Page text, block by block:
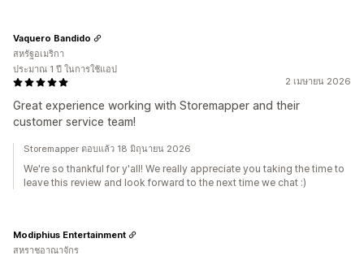
2 เมษายน 2026
Great experience working with Storemapper and their
customer service team!
Vaquero Bandido
สหรัฐอเมริกา
ประมาณ 1 ปี ในการใช้แอป
Storemapper ตอบแล้ว 18 มิถุนายน 2026
We're so thankful for y'all! We really appreciate you taking the time to
leave this review and look forward to the next time we chat :)
Modiphius Entertainment
สหราชอาณาจักร